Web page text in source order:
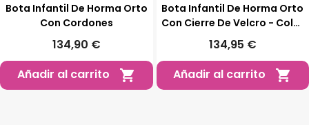
Bota Infantil De Horma Orto
Con Cordones
134,90 €
Añadir al carrito

Bota Infantil De Horma Orto
Con Cierre De Velcro - Color
Negro
134,95 €
Añadir al carrito
